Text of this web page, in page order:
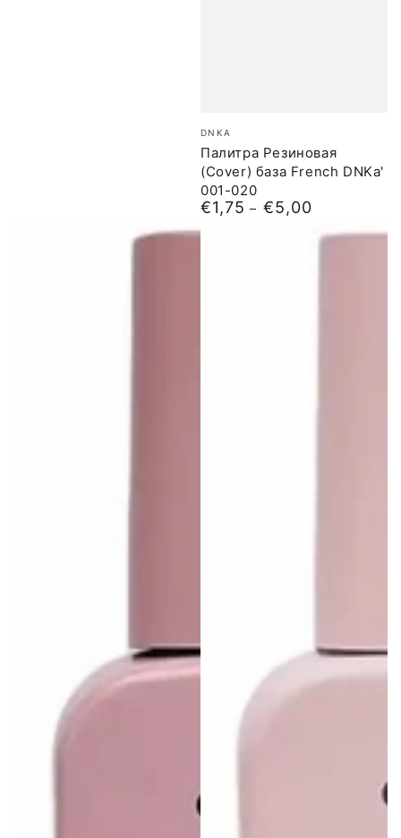
Бренд:
DNKA
Палитра Резиновая
(Cover) база French DNKa'
001-020
Обычная
€1,75 €5,00